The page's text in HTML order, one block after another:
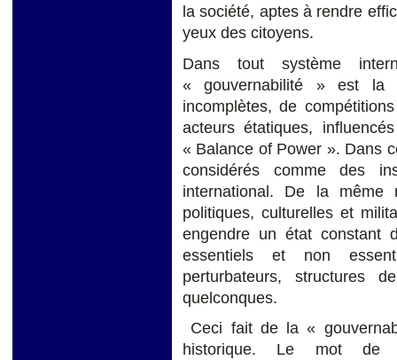
la société, aptes à rendre
yeux des citoyens.
Dans tout système
« gouvernabilité » est la
incomplètes, de
acteurs étatiques,
« Balance of Power ». Dans
considérés comme des
international. De la même
politiques, culturelles et
engendre un état constant
essentiels et non
perturbateurs, structures
quelconques.
Ceci fait de la «
historique. Le mot de